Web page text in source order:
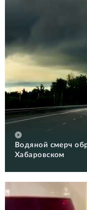
Водяной смерч
Хабаровском